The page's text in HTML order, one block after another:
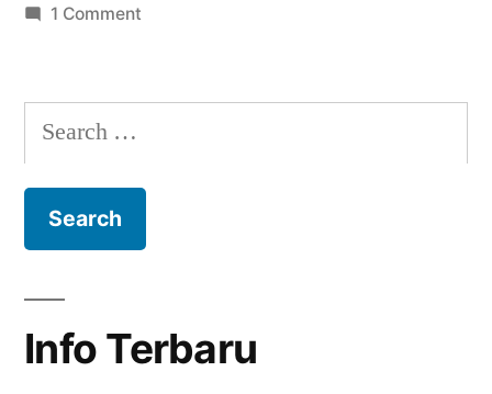
1 Commenton
Tindakan
Search
for:
Info Terbaru